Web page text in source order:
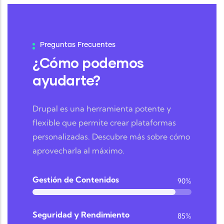
Preguntas Frecuentes
¿Cómo podemos
ayudarte?
Drupal es una herramienta potente y
flexible que permite crear plataformas
personalizadas. Descubre más sobre cómo
aprovecharla al máximo.
Gestión de Contenidos 90%
Seguridad y Rendimiento 85%